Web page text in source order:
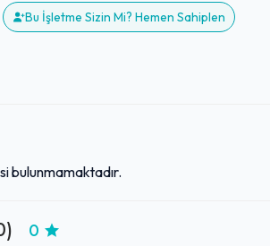
Bu İşletme Sizin Mi? Hemen Sahiplen
bulunmamaktadır.
0